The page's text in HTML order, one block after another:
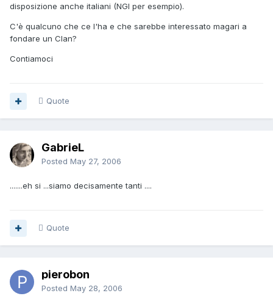
disposizione anche italiani (NGI per esempio).
C'è qualcuno che ce l'ha e che sarebbe interessato magari a
fondare un Clan?
Contiamoci
Quote
GabrieL
Posted May 27, 2006
.......eh si ...siamo decisamente tanti ....
Quote
pierobon
Posted May 28, 2006